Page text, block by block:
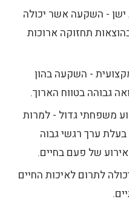
- השקעה אשר יכולה
תחזוקה ארוכות
- השקעה בהון
גבוהה בטווח הארוך.
משפחתי גדול - למרות
ערך רגשי גבוה
של פעם בחיים.
לתרום לאיכות החיים